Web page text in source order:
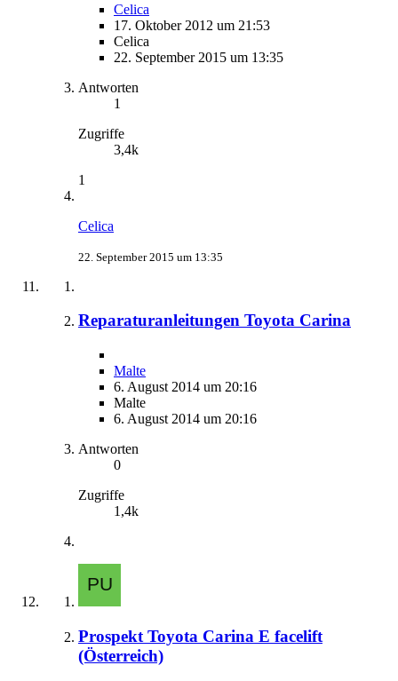
Celica
17. Oktober 2012 um 21:53
Celica
22. September 2015 um 13:35
Antworten
1
Zugriffe
3,4k
1
Celica
22. September 2015 um 13:35
Reparaturanleitungen Toyota Carina
Malte
6. August 2014 um 20:16
Malte
6. August 2014 um 20:16
Antworten
0
Zugriffe
1,4k
Prospekt Toyota Carina E facelift
(Österreich)